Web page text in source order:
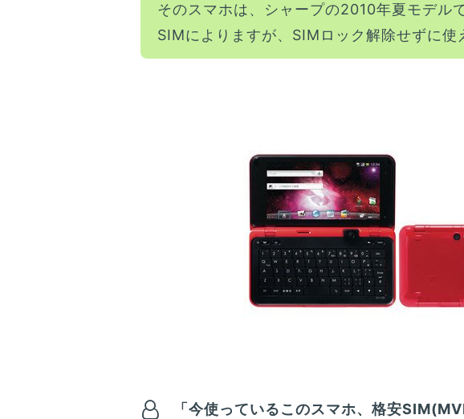
そのスマホは、シャープの2010年夏モデル
SIMによりますが、SIMロック解除せずに使
「今使っているこのスマホ、格安